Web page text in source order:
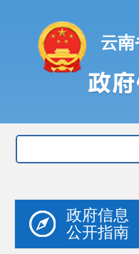
云
政府信息
公开指南